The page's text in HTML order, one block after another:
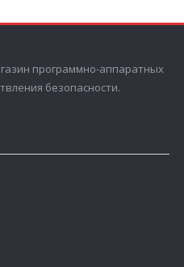
программно-аппаратных
безопасности.